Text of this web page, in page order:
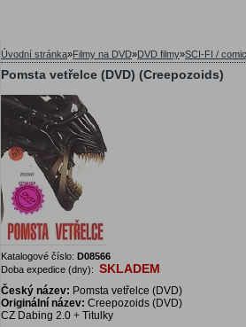
Úvodní stránka»Filmy na DVD»DVD filmy»SCI-FI /
Pomsta vetřelce (DVD) (Creepozoids)
Katalogové číslo: D08566
Doba expedice (dny): SKLADEM
Český název: Pomsta vetřelce (DVD)
Originální název: Creepozoids (DVD)
CZ Dabing 2.0 + Titulky